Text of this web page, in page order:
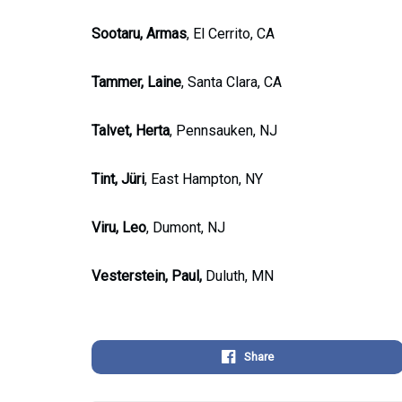
Sootaru, Armas, El Cerrito, CA
Tammer, Laine, Santa Clara, CA
Talvet, Herta, Pennsauken, NJ
Tint, Jüri, East Hampton, NY
Viru, Leo, Dumont, NJ
Vesterstein, Paul, Duluth, MN
Share